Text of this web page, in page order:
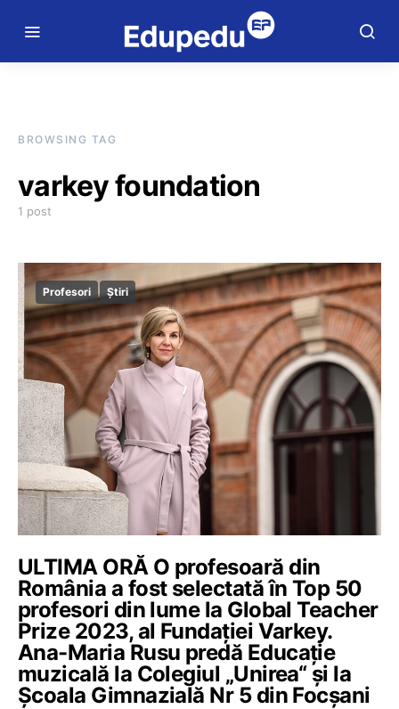
BROWSING TAG
varkey foundation
1 post
Profesori Știri
ULTIMA ORĂ O profesoară din
România a fost selectată în Top 50
profesori din lume la Global Teacher
Prize 2023, al Fundaţiei Varkey.
Ana-Maria Rusu predă Educație
muzicală la Colegiul „Unirea“ și la
Școala Gimnazială Nr 5 din Focșani